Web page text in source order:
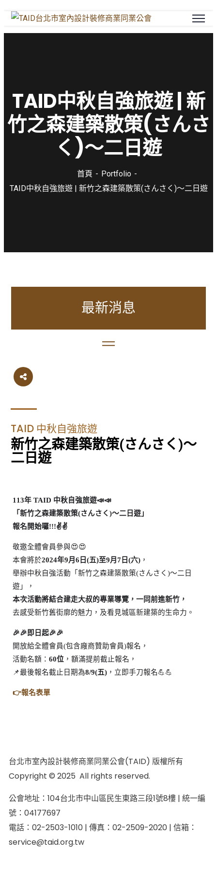
TAID中秋自強旅遊 | 新
竹之森建築散策(さんさ
く)～二日遊
首頁
Portfolio
TAID中秋自強旅遊 | 新竹之森建築散策(さんさく)～二日遊
最新消息
TAID 中秋自強旅遊
新竹之森建築散策(さんさく)～
二日遊
113年 TAID 中秋自強旅遊📣📣
「新竹之森建築散策(さんさく)～二日遊」
報名開始囉!!!✌️✌️
敬邀全體會員參與😍😍
本會將於2024年9月6日(五)至9月7日(六) ，
舉辦中秋自強活動「新竹之森建築散策(さんさく)～二日
遊」，
本次活動將結合建走大叔的專業導覽，一同前進新竹，
去感受新竹舊街廓的魅力，及看見城區新建築的生命力。
🎉🎉即日起🎉🎉
開放給全體會員(包含廠商贊助會員)報名，
活動名額： 60位 ，額滿提前截止報名，
📌最後報名截止日期為8/9(五) ，立即手刀報名💪💪
👉報名表單
台北市室內設計裝修商業同業公會(TAID) 版權所有
Copyright © 2025 All rights reserved.
公會地址：104台北市中山區民生東路三段1號8樓 | 統一編
號：04177697
電話：02-2503-1010 | 傳真：02-2509-2020 | 信箱：
service@taid.org.tw